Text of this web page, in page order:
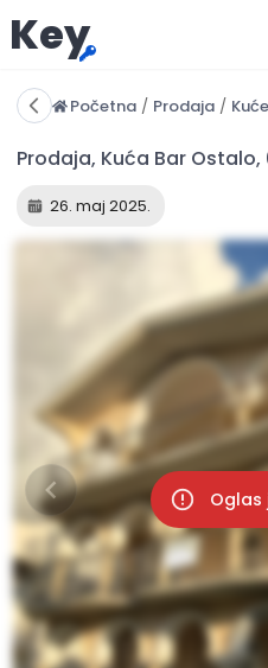
Key
Početna / Prodaja / Kuće
26. maj 2025.
Oglas